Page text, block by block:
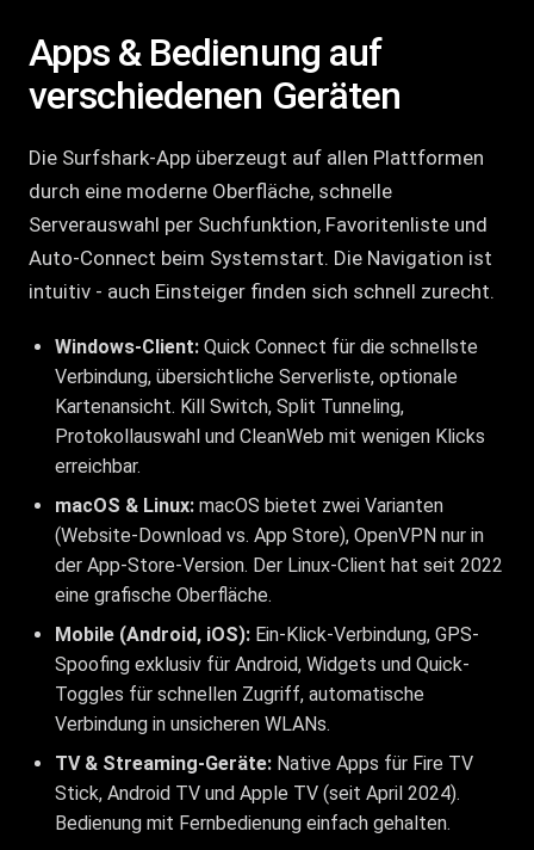
Apps & Bedienung auf
verschiedenen Geräten
Die Surfshark-App überzeugt auf allen Plattformen
durch eine moderne Oberfläche, schnelle
Serverauswahl per Suchfunktion, Favoritenliste und
Auto-Connect beim Systemstart. Die Navigation ist
intuitiv - auch Einsteiger finden sich schnell zurecht.
Windows-Client: Quick Connect für die schnellste
Verbindung, übersichtliche Serverliste, optionale
Kartenansicht. Kill Switch, Split Tunneling,
Protokollauswahl und CleanWeb mit wenigen Klicks
erreichbar.
macOS & Linux: macOS bietet zwei Varianten
(Website-Download vs. App Store), OpenVPN nur in
der App-Store-Version. Der Linux-Client hat seit 2022
eine grafische Oberfläche.
Mobile (Android, iOS): Ein-Klick-Verbindung, GPS-
Spoofing exklusiv für Android, Widgets und Quick-
Toggles für schnellen Zugriff, automatische
Verbindung in unsicheren WLANs.
TV & Streaming-Geräte: Native Apps für Fire TV
Stick, Android TV und Apple TV (seit April 2024).
Bedienung mit Fernbedienung einfach gehalten.